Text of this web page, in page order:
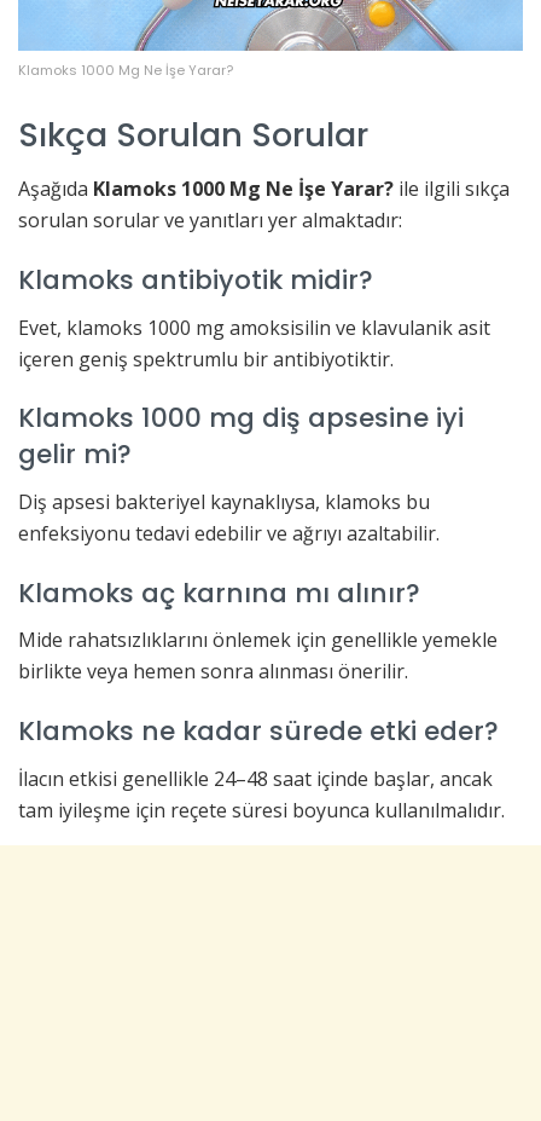
Klamoks 1000 Mg Ne İşe Yarar?
Sıkça Sorulan Sorular
Aşağıda Klamoks 1000 Mg Ne İşe Yarar? ile ilgili sıkça
sorulan sorular ve yanıtları yer almaktadır:
Klamoks antibiyotik midir?
Evet, klamoks 1000 mg amoksisilin ve klavulanik asit
içeren geniş spektrumlu bir antibiyotiktir.
Klamoks 1000 mg diş apsesine iyi
gelir mi?
Diş apsesi bakteriyel kaynaklıysa, klamoks bu
enfeksiyonu tedavi edebilir ve ağrıyı azaltabilir.
Klamoks aç karnına mı alınır?
Mide rahatsızlıklarını önlemek için genellikle yemekle
birlikte veya hemen sonra alınması önerilir.
Klamoks ne kadar sürede etki eder?
İlacın etkisi genellikle 24–48 saat içinde başlar, ancak
tam iyileşme için reçete süresi boyunca kullanılmalıdır.